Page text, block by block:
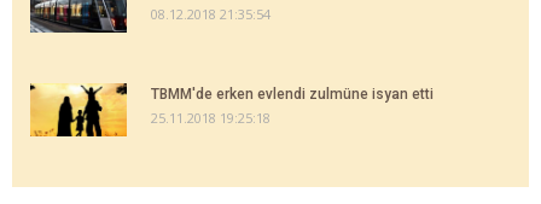
08.12.2018 21:35:54
TBMM'de erken evlendi zulmüne isyan etti
25.11.2018 19:25:18